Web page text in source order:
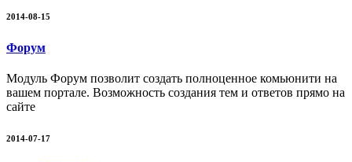
2014-08-15
Форум
Модуль Форум позволит создать полноценное комьюнити на
вашем портале. Возможность создания тем и ответов прямо на
сайте
2014-07-17